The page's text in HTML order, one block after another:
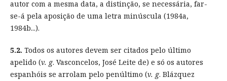
autor com a mesma data, a distinção, se necessária, far-
se-á pela aposição de uma letra minúscula (1984a,
1984b...).
5.2. Todos os autores devem ser citados pelo último
apelido (v. g. Vasconcelos, José Leite de) e só os autores
espanhóis se arrolam pelo penúltimo (v. g. Blázquez